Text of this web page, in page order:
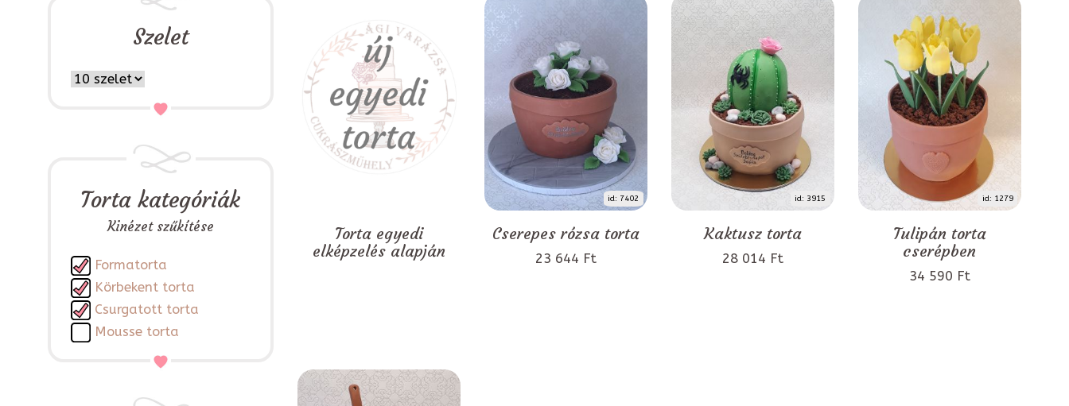
Szelet
Torta kategóriák
Kinézet szűkítése
Formatorta
Körbekent torta
Csurgatott torta
Mousse torta
Torta egyedi
elképzelés alapján
id: 7402
Cserepes rózsa torta
23 644 Ft
id: 3915
Kaktusz torta
28 014 Ft
id: 1279
Tulipán torta
cserépben
34 590 Ft